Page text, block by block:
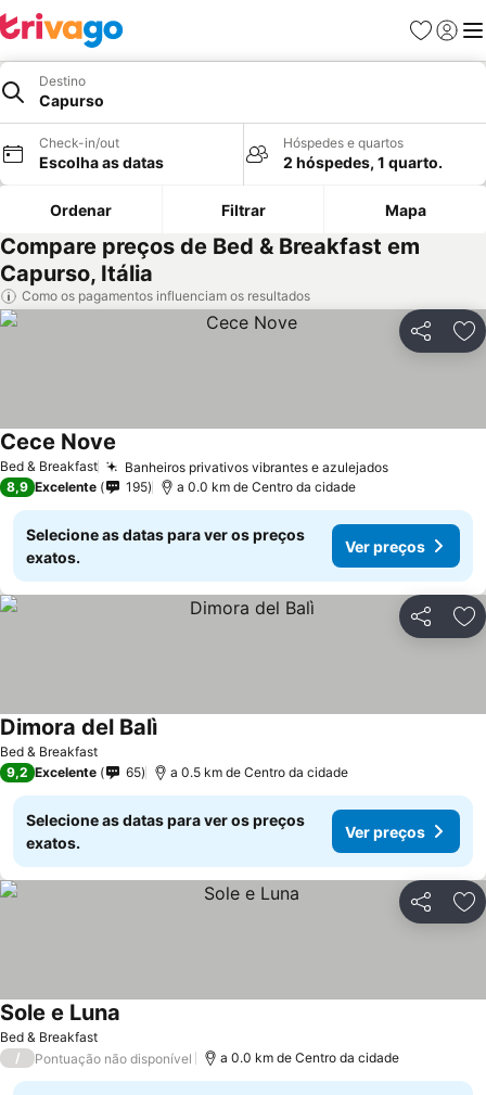
Favoritos
Iniciar
Destino
Capurso
Check-in/out
Escolha as datas
Hóspedes e quartos
2 hóspedes, 1 quarto.
Ordenar Filtrar Mapa
Compare preços de Bed & Breakfast em
Capurso, Itália
Como os pagamentos influenciam os resultados
Partilhar
Bed & Breakfast Banheiros privativos vibrantes e azulejados
Cece Nove
8,9 Excelente 195 a 0.0 km de Centro da cidade
Selecione as datas para ver os preços
exatos.
Ver preços
Partilhar
Bed & Breakfast
Dimora del Balì
9,2 Excelente 65 a 0.5 km de Centro da cidade
Selecione as datas para ver os preços
exatos.
Ver preços
Partilhar
Bed & Breakfast
Sole e Luna
/ Pontuação não disponível a 0.0 km de Centro da cidade